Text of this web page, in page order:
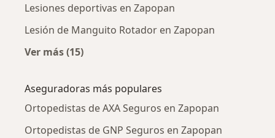
Lesiones deportivas en Zapopan
Lesión de Manguito Rotador en Zapopan
Ver más (15)
Aseguradoras más populares
Ortopedistas de AXA Seguros en Zapopan
Ortopedistas de GNP Seguros en Zapopan